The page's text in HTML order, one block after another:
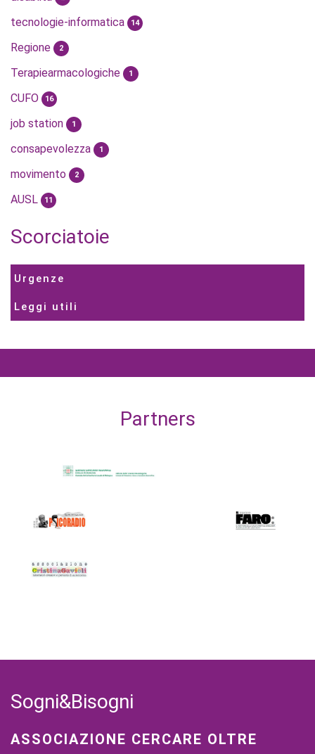
tecnologie-informatica 14
Regione 2
Terapiearmacologiche 1
CUFO 16
job station 1
consapevolezza 1
movimento 2
AUSL 11
Scorciatoie
Urgenze
Leggi utili
Partners
Sogni&Bisogni
ASSOCIAZIONE CERCARE OLTRE